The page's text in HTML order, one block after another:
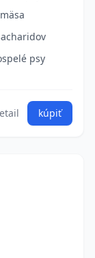
psy
kúpiť